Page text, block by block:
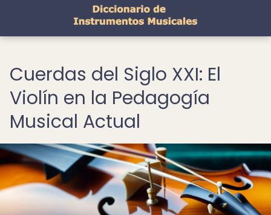
Cuerdas del Siglo XXI: El
Violín en la Pedagogía
Musical Actual